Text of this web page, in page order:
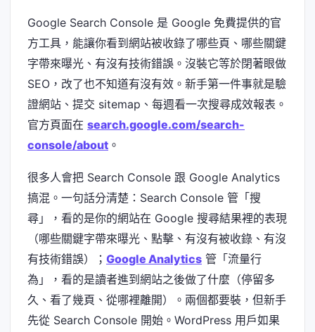
Google Search Console 是 Google 免費提供的官
方工具，能讓你看到網站被收錄了哪些頁、哪些關鍵
字帶來曝光、有沒有技術錯誤。沒裝它等於閉著眼做
SEO，改了也不知道有沒有效。新手第一件事就是驗
證網站、提交 sitemap、每週看一次搜尋成效報表。
官方頁面在 search.google.com/search-
console/about 。
很多人會把 Search Console 跟 Google Analytics
搞混。一句話分清楚：Search Console 管「搜
尋」，看的是你的網站在 Google 搜尋結果裡的表現
（哪些關鍵字帶來曝光、點擊、有沒有被收錄、有沒
有技術錯誤）； Google Analytics 管「流量行
為」，看的是讀者進到網站之後做了什麼（停留多
久、看了幾頁、從哪裡離開）。兩個都要裝，但新手
先從 Search Console 開始。WordPress 用戶如果